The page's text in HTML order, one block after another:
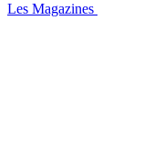
Les Magazines